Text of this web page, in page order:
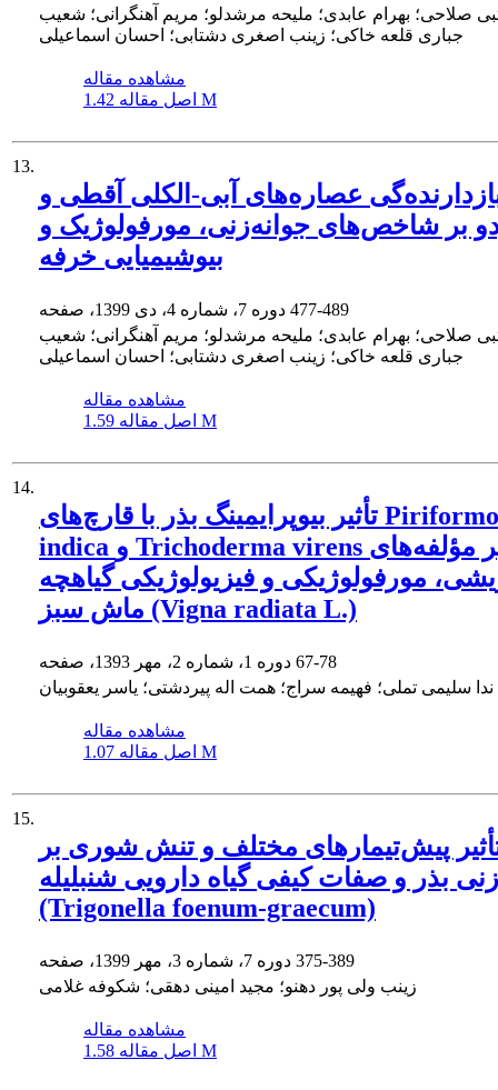
صلاحی؛ بهرام عابدی؛ ملیحه مرشدلو؛ مریم آهنگرانی؛ شعیب
جباری قلعه خاکی؛ زینب اصغری دشتابی؛ احسان اسماعیلی
مشاهده مقاله
اصل مقاله 1.42 M
13.
بازدارنده‌گی عصاره‌های آبی-الکلی آقطی و
بر شاخص‌های جوانه‌زنی، مورفولوژیک و
بیوشیمیایی خرفه
477-489
صلاحی؛ بهرام عابدی؛ ملیحه مرشدلو؛ مریم آهنگرانی؛ شعیب
جباری قلعه خاکی؛ زینب اصغری دشتابی؛ احسان اسماعیلی
مشاهده مقاله
اصل مقاله 1.59 M
14.
تأثیر بیوپرایمینگ بذر با قارچ‌های Piriformospora
indica و Trichoderma virens بر مؤلفه‌های
مورفولوژیکی و فیزیولوژیکی گیاهچه
ماش سبز (Vigna radiata L.)
67-78
ندا سلیمی تملی؛ فهیمه سراج؛ همت اله پیردشتی؛ یاسر یعقوبیان
مشاهده مقاله
اصل مقاله 1.07 M
15.
پیش‌تیمارهای مختلف و تنش شوری بر
بذر و صفات کیفی گیاه دارویی شنبلیله
(Trigonella foenum-graecum)
375-389
زینب ولی پور دهنو؛ مجید امینی دهقی؛ شکوفه غلامی
مشاهده مقاله
اصل مقاله 1.58 M